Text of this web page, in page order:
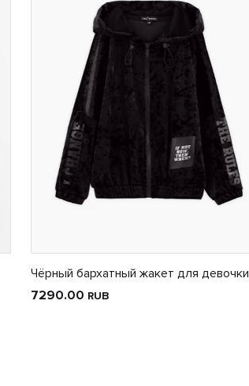
Чёрный бархатный жакет для девочки
7290.00 RUB